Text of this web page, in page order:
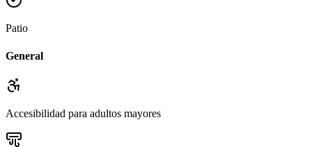
Patio
General
Accesibilidad para adultos mayores